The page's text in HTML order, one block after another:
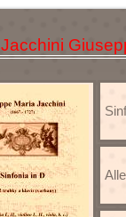
Jacchini